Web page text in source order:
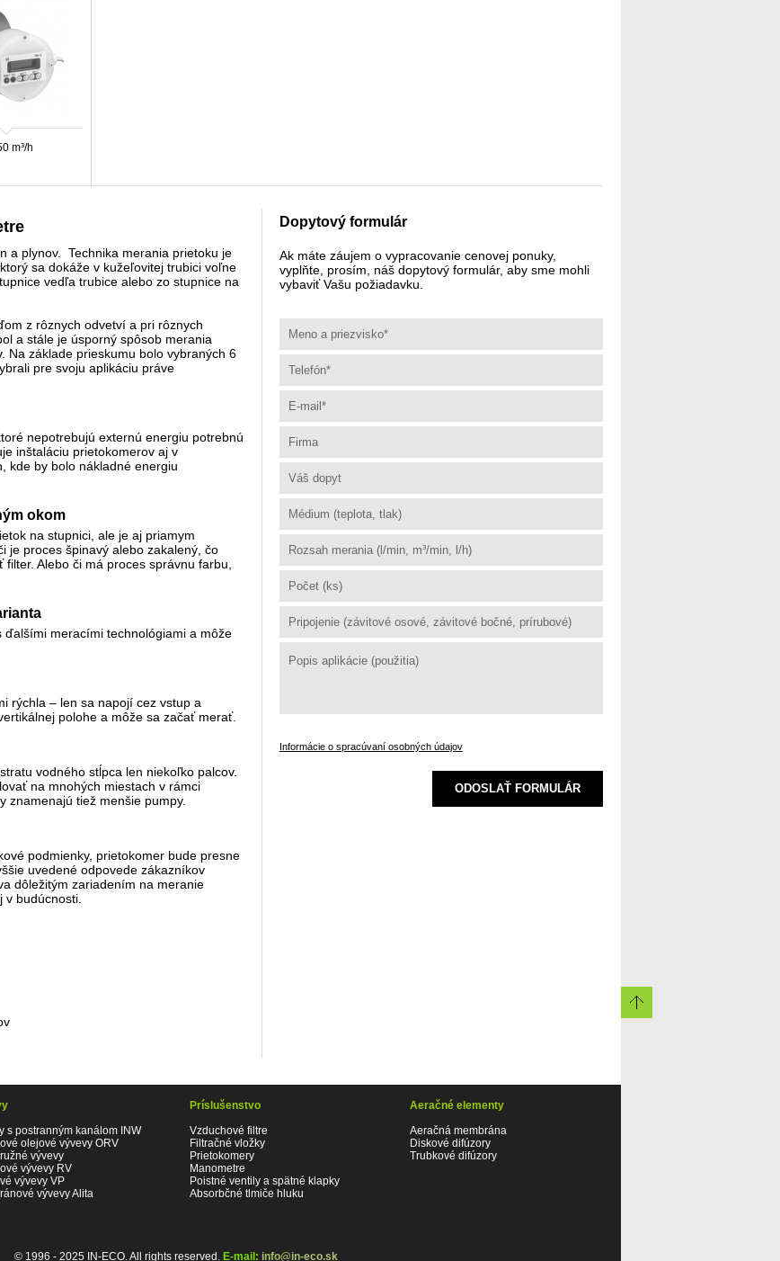
m³/h
a plynov. Technika merania prietoku je
sa dokáže v kužeľovitej trubici voľne
vedľa trubice alebo zo stupnice na
z rôznych odvetví a pri rôznych
a stále je úsporný spôsob merania
Na základe prieskumu bolo vybraných 6
pre svoju aplikáciu práve
nepotrebujú externú energiu potrebnú
inštaláciu prietokomerov aj v
kde by bolo nákladné energiu
okom
na stupnici, ale je aj priamym
je proces špinavý alebo zakalený, čo
Alebo či má proces správnu farbu,
meracími technológiami a môže
rýchla – len sa napojí cez vstup a
polohe a môže sa začať merať.
vodného stĺpca len niekoľko palcov.
na mnohých miestach v rámci
znamenajú tiež menšie pumpy.
podmienky, prietokomer bude presne
uvedené odpovede zákazníkov
dôležitým zariadením na meranie
budúcnosti.
Dopytový formulár
Ak máte záujem o vypracovanie cenovej ponuky,
vyplňte, prosím, náš dopytový formulár, aby sme mohli
vybaviť Vašu požiadavku.
Informácie o spracúvaní osobných údajov
ODOSLAŤ FORMULÁR
s postranným kanálom INW
olejové vývevy ORV
vývevy
vývevy RV
vývevy VP
vývevy Alita
Príslušenstvo
Vzduchové filtre
Filtračné vložky
Prietokomery
Manometre
Poistné ventily a spätné klapky
Absorbčné tlmiče hluku
Aeračné elementy
Aeračná membrána
Diskové difúzory
Trubkové difúzory
© 1996 - 2025 IN-ECO. All rights reserved. E-mail: info@in-eco.sk